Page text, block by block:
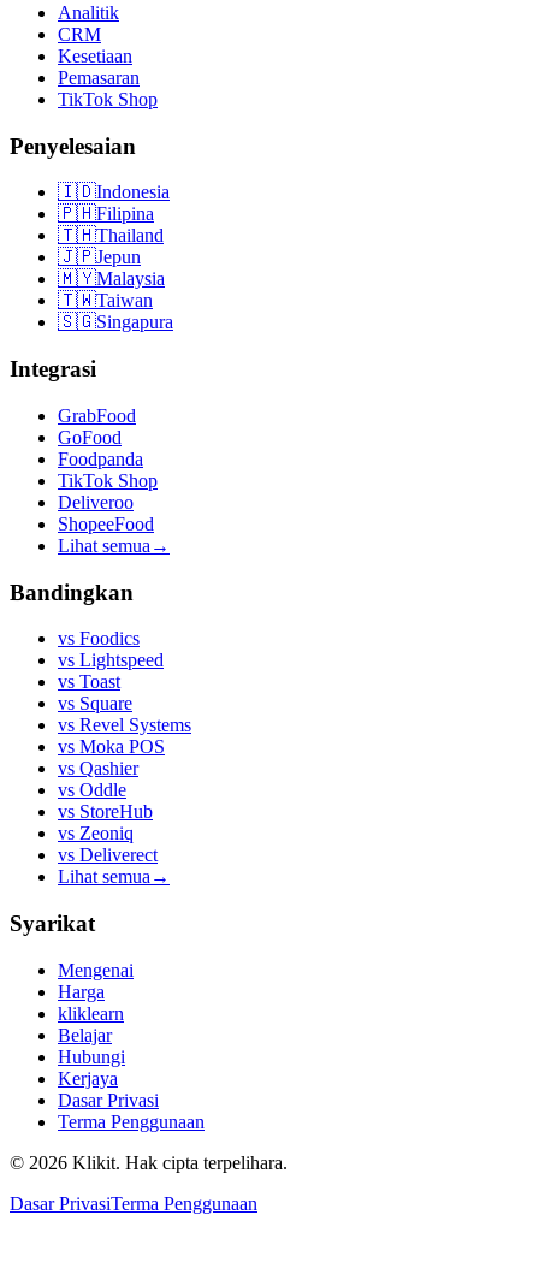
Analitik
CRM
Kesetiaan
Pemasaran
TikTok Shop
Penyelesaian
🇮🇩Indonesia
🇵🇭Filipina
🇹🇭Thailand
🇯🇵Jepun
🇲🇾Malaysia
🇹🇼Taiwan
🇸🇬Singapura
Integrasi
GrabFood
GoFood
Foodpanda
TikTok Shop
Deliveroo
ShopeeFood
Lihat semua →
Bandingkan
vs Foodics
vs Lightspeed
vs Toast
vs Square
vs Revel Systems
vs Moka POS
vs Qashier
vs Oddle
vs StoreHub
vs Zeoniq
vs Deliverect
Lihat semua →
Syarikat
Mengenai
Harga
kliklearn
Belajar
Hubungi
Kerjaya
Dasar Privasi
Terma Penggunaan
© 2026 Klikit. Hak cipta terpelihara.
Dasar PrivasiTerma Penggunaan